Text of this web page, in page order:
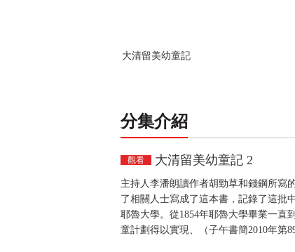
大清留美幼童記
分集介紹
觀看 大清留美幼童記 2
主持人李潘朗讀作者胡勁草和錢鋼所寫
了相關人士寫成了這本書，記錄了這批
耶魯大學。從1854年耶魯大學畢業一直
童計劃得以實現、（子午書簡2010年第89